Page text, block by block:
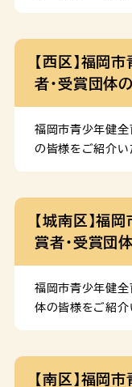
３０日以内に申請
を超える場合は、
【西区】福岡
者・受賞団体
福岡市青少年健全
の皆様をご紹介い
【城南区】福
賞者・受賞団
福岡市青少年健全
体の皆様をご紹介
【南区】福岡